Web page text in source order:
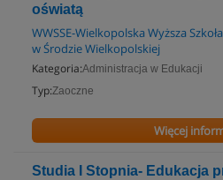
oświatą
WWSSE-Wielkopolska Wyższa
w Środzie Wielkopolskiej
Kategoria:Administracja w Edukacji
Typ:Zaoczne
Więcej
Studia I Stopnia- Edukacja